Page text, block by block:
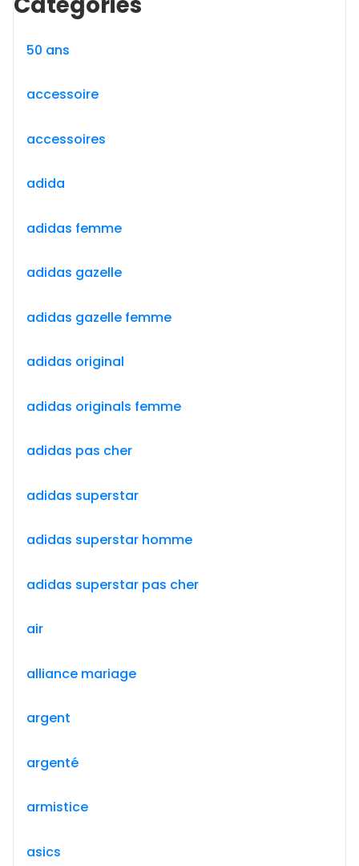
50 ans
accessoire
accessoires
adida
adidas femme
adidas gazelle
adidas gazelle femme
adidas original
adidas originals femme
adidas pas cher
adidas superstar
adidas superstar homme
adidas superstar pas cher
air
alliance mariage
argent
argenté
armistice
asics